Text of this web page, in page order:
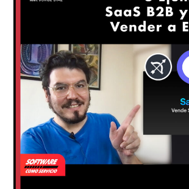
Vender
Empresas